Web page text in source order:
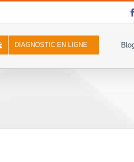
DIAGNOSTIC EN LIGNE